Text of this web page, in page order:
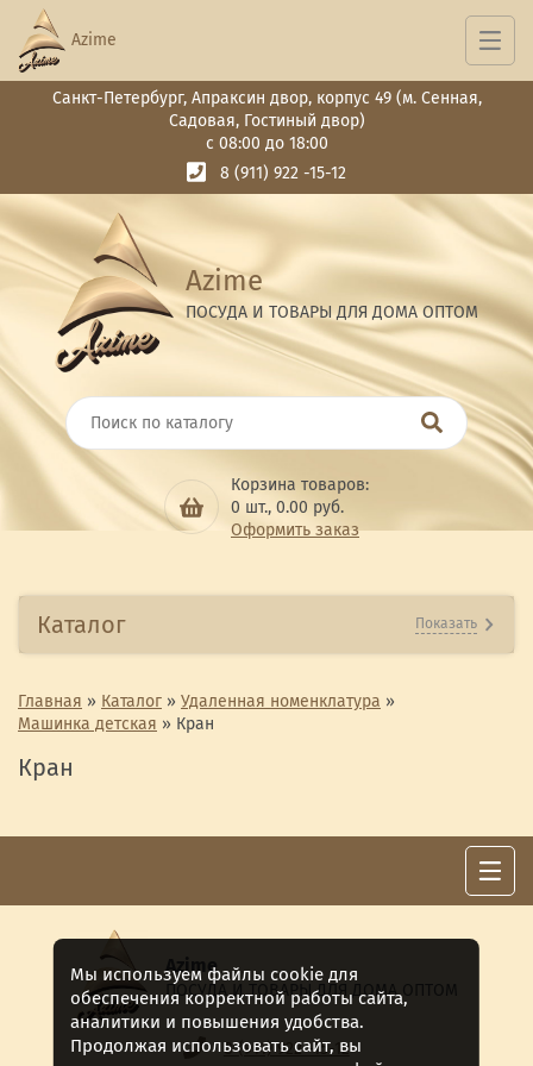
Санкт-Петербург, Апраксин двор, корпус 49 (м. Сенная,
Садовая, Гостиный двор)
с 08:00 до 18:00
8 (911) 922 -15-12
Azime
ПОСУДА И ТОВАРЫ ДЛЯ ДОМА ОПТОМ
Корзина товаров:
0 шт., 0.00 руб.
Оформить заказ
Azime
Каталог Показать
Главная » Каталог » Удаленная номенклатура »
Машинка детская » Кран
Кран
Azime
ПОСУДА И ТОВАРЫ ДЛЯ ДОМА ОПТОМ
8 (911) 922 -15-12
Мы используем файлы cookie для
обеспечения корректной работы сайта,
аналитики и повышения удобства.
Продолжая использовать сайт, вы